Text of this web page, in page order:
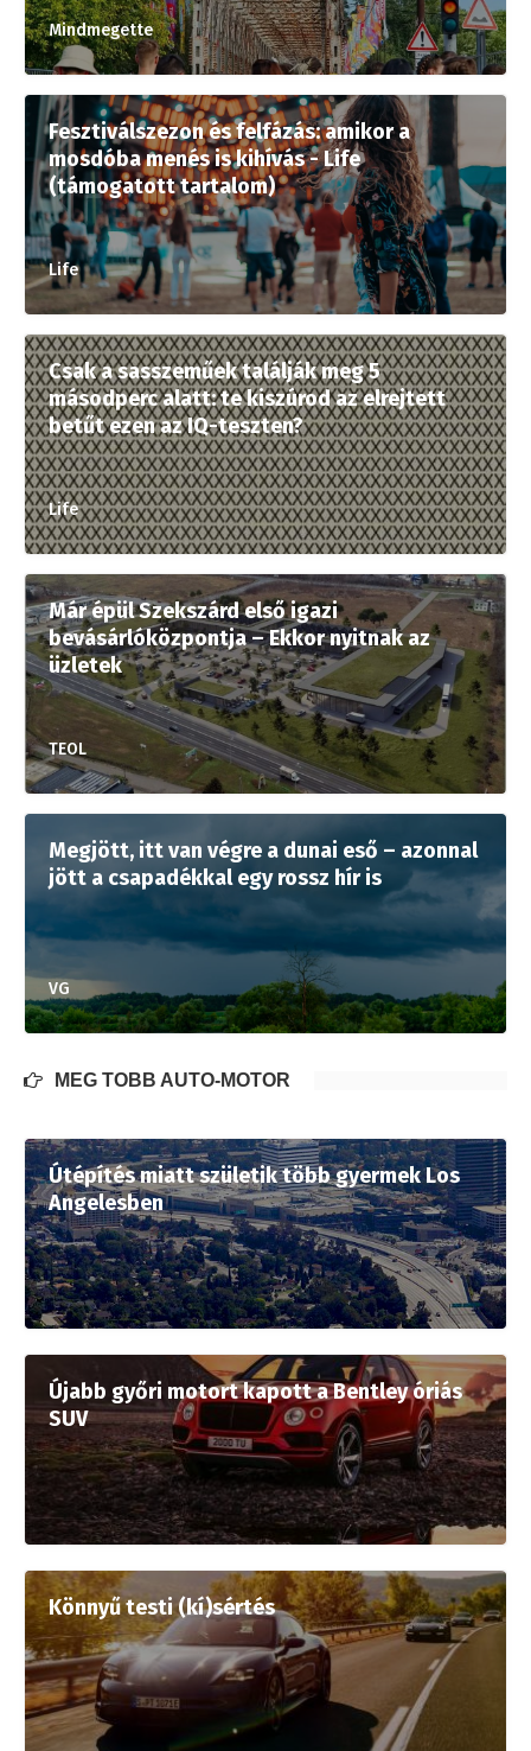
Mindmegette
Fesztiválszezon és felfázás: amikor a
mosdóba menés is kihívás - Life
(támogatott tartalom)
Life
Csak a sasszeműek találják meg 5
másodperc alatt: te kiszúrod az elrejtett
betűt ezen az IQ-teszten?
Life
Már épül Szekszárd első igazi
bevásárlóközpontja – Ekkor nyitnak az
üzletek
TEOL
Megjött, itt van végre a dunai eső – azonnal
jött a csapadékkal egy rossz hír is
VG
MÉG TÖBB AUTÓ-MOTOR
Útépítés miatt születik több gyermek Los
Angelesben
Újabb győri motort kapott a Bentley óriás
SUV
Könnyű testi (kí)sértés